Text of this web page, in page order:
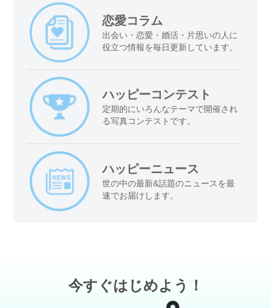
恋愛コラム
出会い・恋愛・婚活・片思いの人に
役立つ情報を毎日更新しています。
ハッピーコンテスト
定期的にいろんなテーマで開催され
る写真コンテストです。
ハッピーニュース
世の中の最新&話題のニュースを最
速でお届けします。
今すぐはじめよう！